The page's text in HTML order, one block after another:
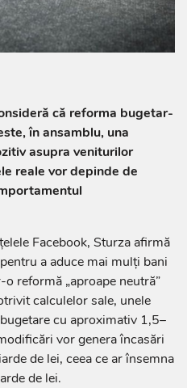
că reforma bugetar-
în ansamblu, una
asupra veniturilor
reale vor depinde de
Facebook, Sturza afirmă
a aduce mai mulți bani
reformă „aproape neutră”
calculelor sale, unele
cu aproximativ 1,5–
vor genera încasări
de lei, ceea ce ar însemna
de lei.